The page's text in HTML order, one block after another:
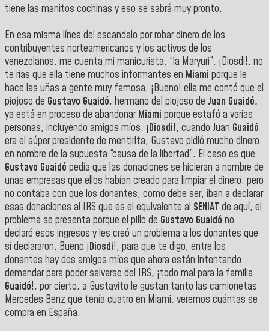
tiene las manitos cochinas y eso se sabrá muy pronto.
En esa misma línea del escandalo por robar dinero de los
contribuyentes norteamericanos y los activos de los
venezolanos, me cuenta mi manicurista, “la Maryuri”, ¡Diosdi!, no
te rías que ella tiene muchos informantes en Miami porque le
hace las uñas a gente muy famosa. ¡Bueno! ella me contó que el
piojoso de Gustavo Guaidó, hermano del piojoso de Juan Guaidó,
ya está en proceso de abandonarMiami porque estafó a varias
personas, incluyendo amigos míos. ¡Diosdi!, cuando Juan Guaidó
era el súper presidente de mentirita, Gustavo pidió mucho dinero
en nombre de la supuesta “causa de la libertad”. El caso es que
Gustavo Guaidó pedía que las donaciones se hicieran a nombre de
unas empresas que ellos habían creado para limpiar el dinero, pero
no contaba con que los donantes, como debe ser, iban a declarar
esas donaciones al IRS que es el equivalente al SENIAT de aquí, el
problema se presenta porque el pillo de Gustavo Guaidó no
declaró esos ingresos y les creó un problema a los donantes que
sí declararon. Bueno ¡Diosdi!, para que te digo, entre los
donantes hay dos amigos míos que ahora están intentando
demandar para poder salvarse del IRS, ¡todo mal para la familia
Guaidó!, por cierto, a Gustavito le gustan tanto las camionetas
Mercedes Benz que tenía cuatro en Miami, veremos cuántas se
compra en España.